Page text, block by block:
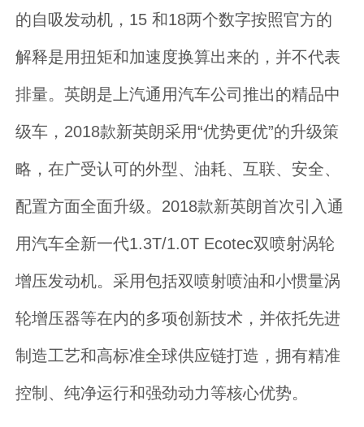
的自吸发动机，15 和18两个数字按照官方的
解释是用扭矩和加速度换算出来的，并不代表
排量。英朗是上汽通用汽车公司推出的精品中
级车，2018款新英朗采用“优势更优”的升级策
略，在广受认可的外型、油耗、互联、安全、
配置方面全面升级。2018款新英朗首次引入通
用汽车全新一代1.3T/1.0T Ecotec双喷射涡轮
增压发动机。采用包括双喷射喷油和小惯量涡
轮增压器等在内的多项创新技术，并依托先进
制造工艺和高标准全球供应链打造，拥有精准
控制、纯净运行和强劲动力等核心优势。